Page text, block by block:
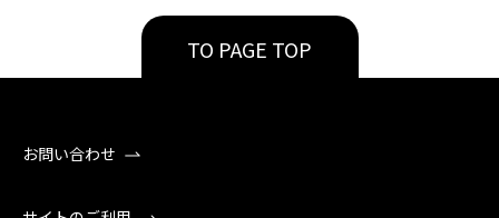
TO PAGE TOP
お問い合わせ